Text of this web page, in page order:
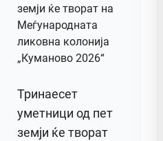
Тринаесет
уметници од пет
земји ќе творат